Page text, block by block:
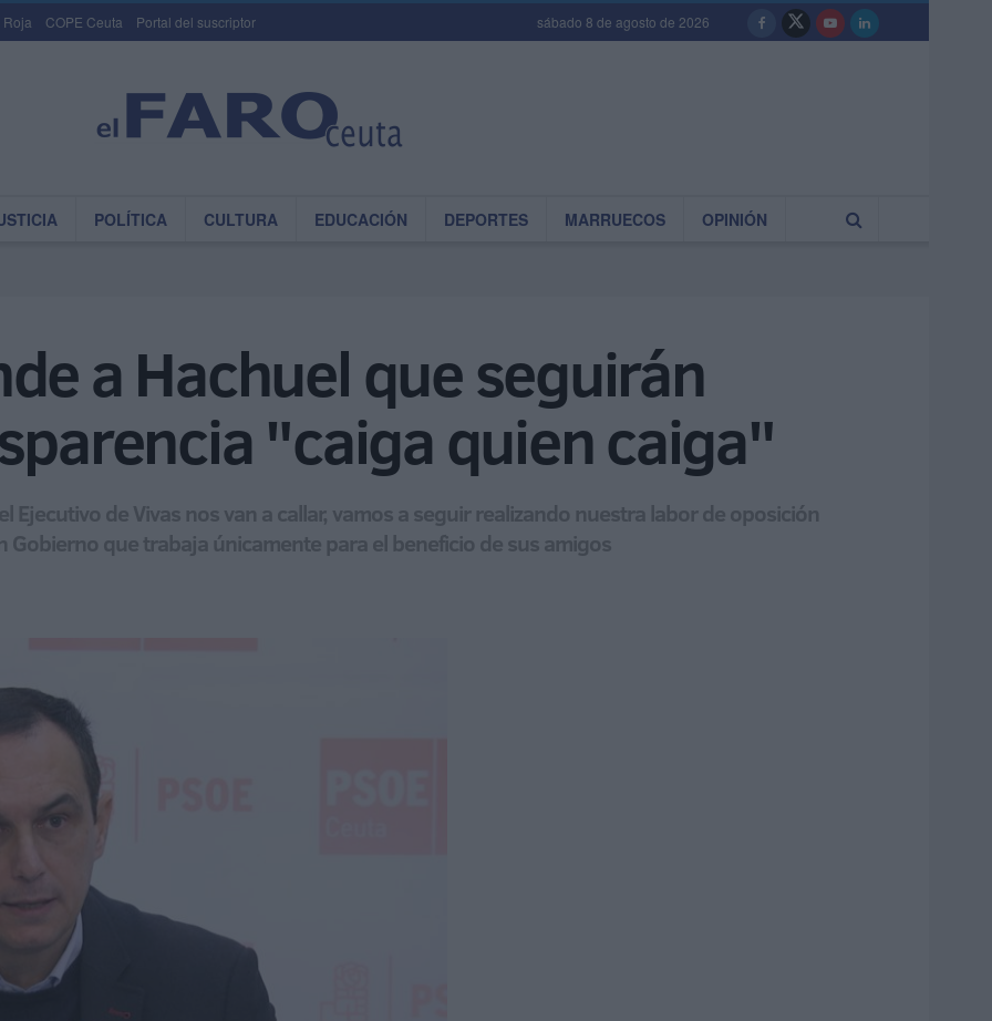
Roja COPE Ceuta Portal del suscriptor sábado 8 de agosto de 2026
POLÍTICA CULTURA EDUCACIÓN DEPORTES MARRUECOS OPINIÓN
a Hachuel que seguirán
"caiga quien caiga"
de Vivas nos van a callar, vamos a seguir realizando nuestra labor de oposición
que trabaja únicamente para el beneficio de sus amigos